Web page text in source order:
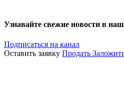
Узнавайте свежие новости в
Подписаться на канал
Оставить заявку Продать